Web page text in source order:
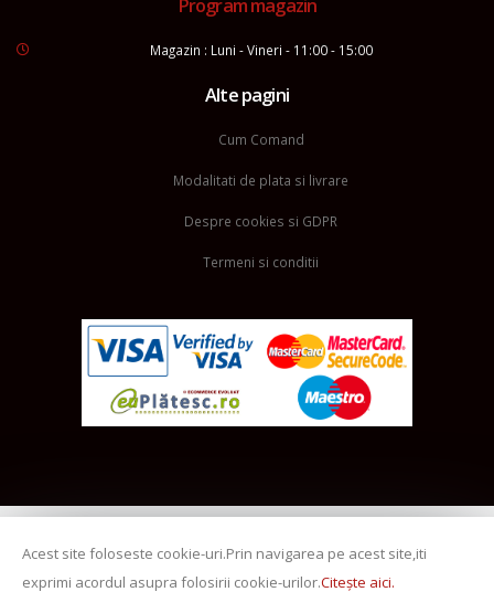
Program magazin
Magazin : Luni - Vineri - 11:00 - 15:00
Alte pagini
Cum Comand
Modalitati de plata si livrare
Despre cookies si GDPR
Termeni si conditii
Acest site foloseste cookie-uri.Prin navigarea pe acest site,iti
exprimi acordul asupra folosirii cookie-urilor.Citește aici.